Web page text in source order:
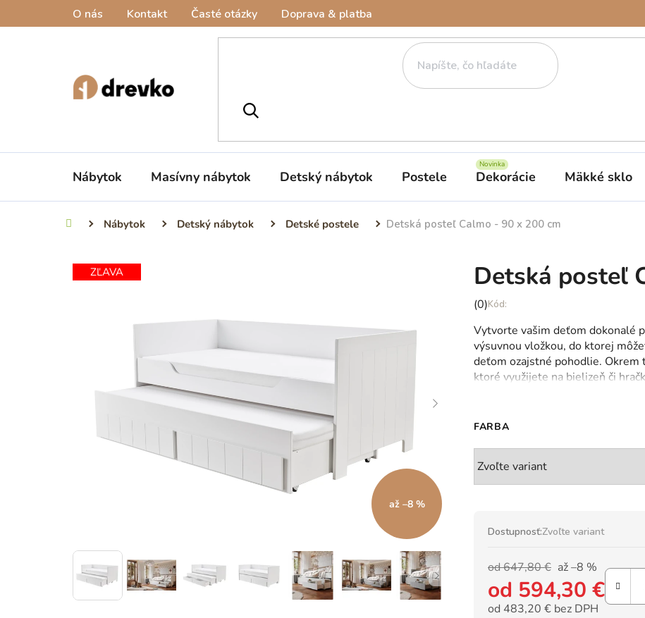
O nás Kontakt Časté otázky Doprava & platba
Nábytok Masívny nábytok Detský nábytok Postele Dekorácie Mäkké sklo
Domov Nábytok Detský nábytok Detské postele Detská posteľ Calmo - 90 x 200 cm
Detská posteľ
Priemerné
produktu
je
0,0
z
(0)
Vytvorte vašim deťom dokonalé
výsuvnou vložkou, do ktorej
deťom ozajstné pohodlie. Okrem
ktoré využijete na bielizeň či
FARBA
Dostupnosť:Zvoľte variant
od 647,80 € až –8 %
od 594,30 €
od 483,20 € bez DPH
ZĽAVA
až –8 %